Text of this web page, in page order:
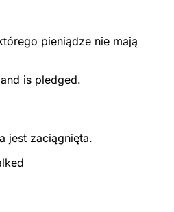
pieniądze nie mają
is pledged.
jest zaciągnięta.